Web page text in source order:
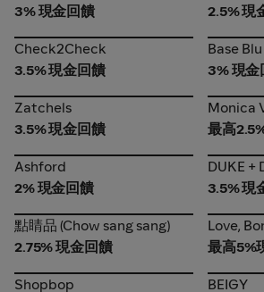
3% 現金回饋
2.5% 現
Check2Check
Check2Check
3.5% 現金回饋
Base Blu
Base Blu
3% 現金
Zatchels
Zatchels
3.5% 現金回饋
Monica
Monica
最高
Ashford
Ashford
2% 現金回饋
DUKE +
DUKE +
3.5% 現
點睛品 (Chow sang sang)
點睛品 (Chow sang sang)
2.75% 現金回饋
Love,
Love,
最高5%
Shopbop
Shopbop
BEIGY
BEIGY